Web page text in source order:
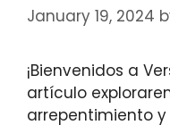
January 19, 2024
¡Bienvenidos a
artículo
arrepentimiento